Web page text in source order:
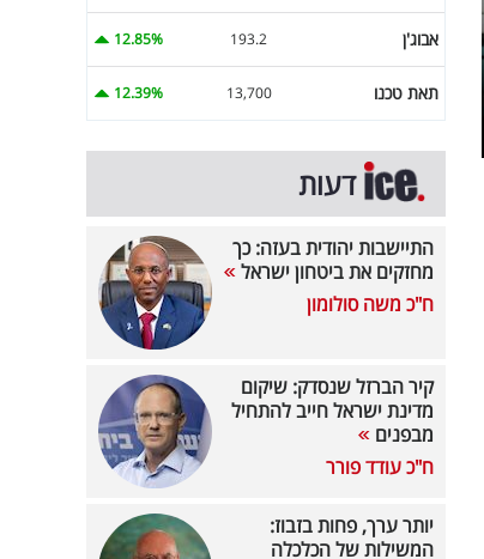
אבוג'ן 193.2
12.85%
תאת טכנו 13,700
12.39%
דעות
התיישבות יהודית בעזה: כך
מחזקים את ביטחון ישראל
ח"כ משה סולומון
קיר הברזל שנסדק: שיקום
מדינת ישראל חייב להתחיל
מבפנים
ח"כ עודד פורר
יותר ערך, פחות בזבוז:
המשילות של הכלכלה